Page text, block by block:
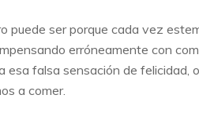
puede ser porque cada vez
erróneamente con
esa falsa sensación de
a comer.